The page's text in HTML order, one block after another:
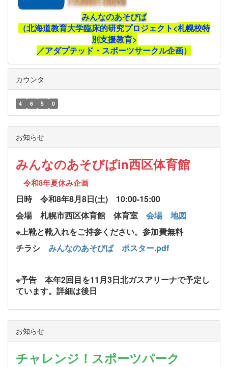
みんなのあそびば
（北海道教育大学臨床的研究プロジェクト<札幌校特
別支援教育>
／アダプテッド・スポーツサークル企画）
カウンタ
4 6 5 0
お知らせ
みんなのあそびばin西区体育館
令和8年夏休み企画
日時 令和8年8月8日(土) 10:00-15:00
会場 札幌市西区体育館 体育室 会場
地図
※上靴と靴入れをご持参ください。参加費無料
チラシ みんなのあそびば ポスター.pdf
※予告 本年2回目を11月3日北ガスアリーナで予定し
ています。詳細は後日
お知らせ
チャレンジ！スポーツパーク